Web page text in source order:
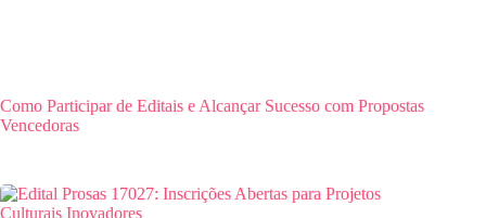
Como Participar de Editais e Alcançar Sucesso com Propostas
Vencedoras